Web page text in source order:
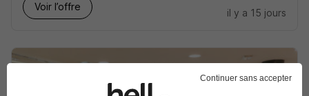
Voir l’offre
il y a 15 jours
Continuer sans accepter